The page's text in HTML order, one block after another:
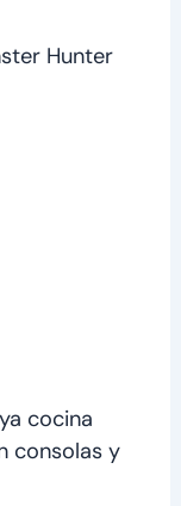
Hunter
cocina
consolas y